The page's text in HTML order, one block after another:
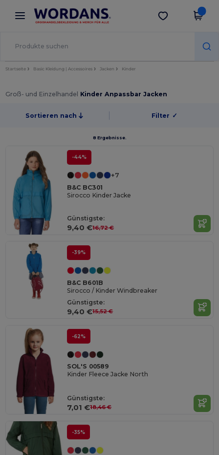
× Wordans App
Bessere Preise in der App!
App holen
Startseite Basic Kleidung | Accessoires Jacken Kinder
Groß- und Einzelhandel Kinder Anpassbar Jacken
Sortieren nach Filter ✓
8 Ergebnisse.
-44%
+7
B&C BC301
Sirocco Kinder Jacke
Günstigste:
9,40 €16,72 €
-39%
B&C B601B
Sirocco / Kinder Windbreaker
Günstigste:
9,40 €15,52 €
-62%
SOL'S 00589
Kinder Fleece Jacke North
Günstigste:
7,01 €18,46 €
-35%